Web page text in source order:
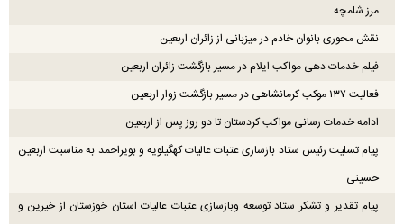
مرز شلمچه
نقش محوری بانوان خادم در میزبانی از زائران اربعین
فیلم خدمات دهی مواکب ایلام در مسیر بازگشت زائران اربعین
فعالیت ۱۳۷ موکب کرمانشاهی در مسیر بازگشت زوار اربعین
ادامه خدمات رسانی مواکب کردستان تا دو روز پس از اربعین
پیام تسلیت رئیس ستاد بازسازی عتبات عالیات کهگیلویه و بویراحمد به مناسبت اربعین
حسینی
پیام تقدیر و تشکر ستاد توسعه وبازسازی عتبات عالیات استان خوزستان از خیرین و